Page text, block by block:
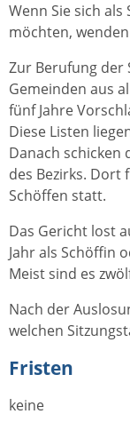
Wenn Sie sich
möchten,
Zur Berufung der
Gemeinden aus
fünf Jahre
Diese Listen
Danach schicken
des Bezirks. Dort
Schöffen statt.
Das Gericht lost
Jahr als Schöffin
Meist sind es
Nach der
welchen
Fristen
keine